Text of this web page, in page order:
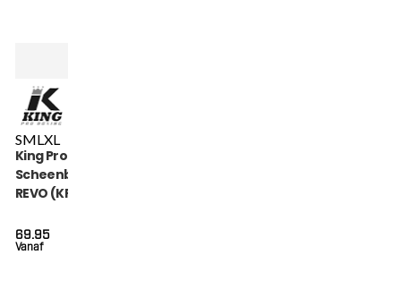
SML XL
King Pro Boxing
Scheenbeschermers
REVO (KPB SG REVO 5)
Vanaf
69.95